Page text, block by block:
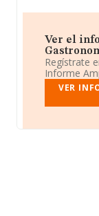
Ver el
Regístrate
Informe
VER